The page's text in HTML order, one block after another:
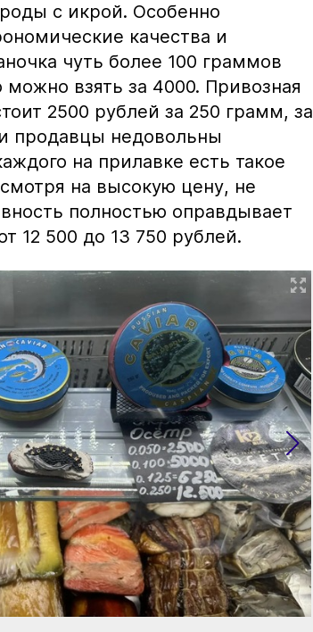
с икрой. Особенно
качества и
чуть более 100 граммов
взять за 4000. Привозная
2500 рублей за 250 грамм, за
продавцы недовольны
на прилавке есть такое
на высокую цену, не
полностью оправдывает
12 500 до 13 750 рублей.